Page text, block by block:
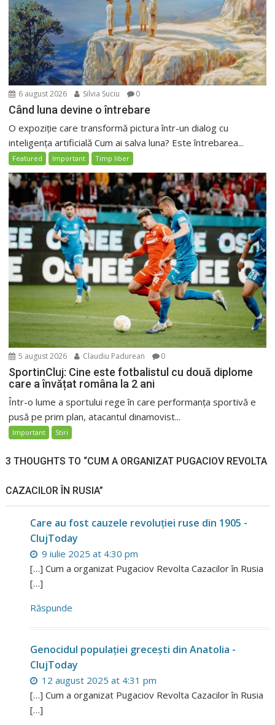
6 august 2026 Silvia Suciu 0
Când luna devine o întrebare
O expoziție care transformă pictura într-un dialog cu
inteligența artificială Cum ai salva luna? Este întrebarea...
Featured Important Timp liber
5 august 2026 Claudiu Padurean 0
SportinCluj: Cine este fotbalistul cu două diplome
care a învățat româna la 2 ani
Într-o lume a sportului rege în care performanța sportivă e
pusă pe prim plan, atacantul dinamovist...
Important Stiri
3 THOUGHTS TO “CUM A ORGANIZAT PUGACIOV REVOLTA
CAZACILOR ÎN RUSIA”
Care au fost cauzele revoluției ruse din 1905 -
ClujToday
9 iulie 2025 at 4:30 pm
[…] Cum a organizat Pugaciov Revolta Cazacilor în Rusia
[…]
Răspunde
Genocidul populației grecești din Anatolia -
ClujToday
12 august 2025 at 4:31 pm
[…] Cum a organizat Pugaciov Revolta Cazacilor în Rusia
[…]